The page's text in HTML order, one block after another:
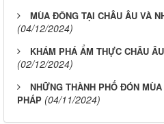
MÙA ĐÔNG TẠI CHÂU ÂU VÀ
(04/12/2024)
KHÁM PHÁ ẨM THỰC CHÂU
(02/12/2024)
NHỮNG THÀNH PHỐ ĐÓN
PHÁP (04/11/2024)